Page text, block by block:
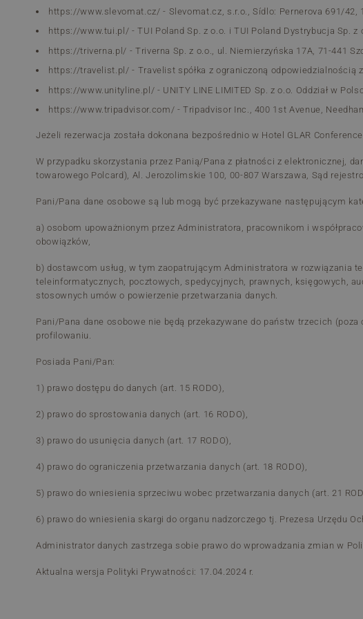
https://www.slevomat.cz/ - Slevomat.cz, s.r.o., Sídlo: Pernerova 691/
https://www.tui.pl/ - TUI Poland Sp. z o.o. i TUI Poland Dystrybucja Sp.
https://triverna.pl/ - Triverna Sp. z o.o., ul. Niemierzyńska 17A, 71-441
https://travelist.pl/ - Travelist spółka z ograniczoną odpowiedzialnością
https://www.unityline.pl/ - UNITY LINE LIMITED Sp. z o.o. Oddział w
https://www.tripadvisor.com/ - Tripadvisor Inc., 400 1st Avenue,
Jeżeli rezerwacja została dokonana bezpośrednio w Hotel GLAR
W przypadku skorzystania przez Panią/Pana z płatności z elektronicznej,
towarowego Polcard), Al. Jerozolimskie 100, 00-807 Warszawa, Sąd
Pani/Pana dane osobowe są lub mogą być przekazywane następującym
a) osobom upoważnionym przez Administratora, pracownikom i
obowiązków,
b) dostawcom usług, w tym zaopatrującym Administratora w rozwiązania
teleinformatycznych, pocztowych, spedycyjnych, prawnych, księgowych,
stosownych umów o powierzenie przetwarzania danych.
Pani/Pana dane osobowe nie będą przekazywane do państw trzecich
profilowaniu.
Posiada Pani/Pan:
1) prawo dostępu do danych (art. 15 RODO),
2) prawo do sprostowania danych (art. 16 RODO),
3) prawo do usunięcia danych (art. 17 RODO),
4) prawo do ograniczenia przetwarzania danych (art. 18 RODO),
5) prawo do wniesienia sprzeciwu wobec przetwarzania danych (art. 21
6) prawo do wniesienia skargi do organu nadzorczego tj. Prezesa Urzędu
Administrator danych zastrzega sobie prawo do wprowadzania zmian w
Aktualna wersja Polityki Prywatności: 17.04.2024 r.